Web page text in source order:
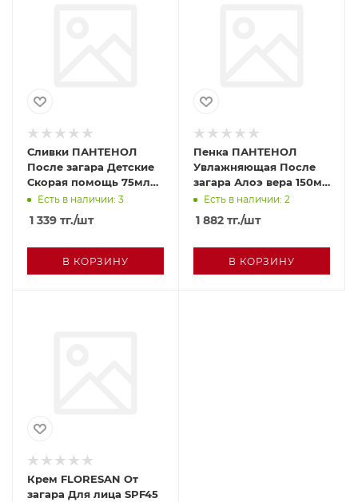
Сливки ПАНТЕНОЛ
После загара Детские
Скорая помощь 75мл
корЕсть в наличии: 3
1 339 тг./шт
В КОРЗИНУ
Пенка ПАНТЕНОЛ
Увлажняющая После
загара Алоэ вера 150мл
п/уЕсть в наличии: 2
1 882 тг./шт
В КОРЗИНУ
Крем FLORESAN От
загара Для лица SPF45